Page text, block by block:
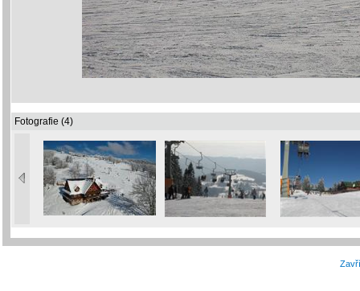
Fotografie (4)